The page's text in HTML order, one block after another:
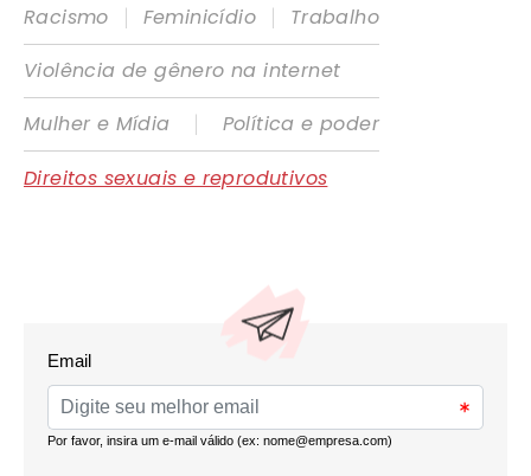
Racismo
| Feminicídio |
Trabalho
Violência de gênero na internet
Mulher e Mídia
|
Política e poder
Direitos sexuais e reprodutivos